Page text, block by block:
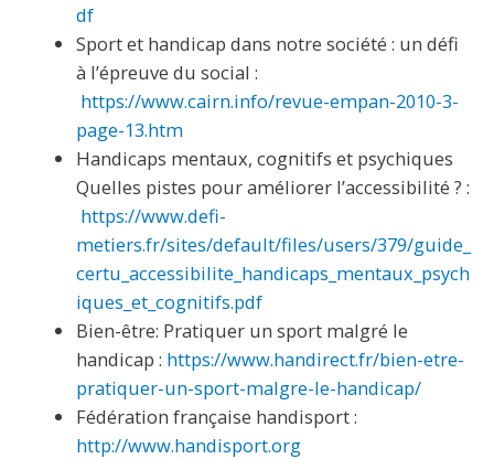
df
Sport et handicap dans notre société : un défi
à l’épreuve du social :
https://www.cairn.info/revue-empan-2010-3-
page-13.htm
Handicaps mentaux, cognitifs et psychiques
Quelles pistes pour améliorer l’accessibilité ? :
https://www.defi-
metiers.fr/sites/default/files/users/379/guide_
certu_accessibilite_handicaps_mentaux_psych
iques_et_cognitifs.pdf
Bien-être: Pratiquer un sport malgré le
handicap : https://www.handirect.fr/bien-etre-
pratiquer-un-sport-malgre-le-handicap/
Fédération française handisport :
http://www.handisport.org